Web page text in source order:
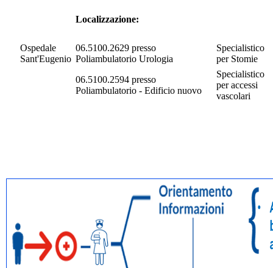
Localizzazione:
Ospedale
Sant'Eugenio
06.5100.2629 presso
Poliambulatorio Urologia
Specialistico
per Stomie
06.5100.2594 presso
Poliambulatorio - Edificio nuovo
Specialistico
per accessi
vascolari